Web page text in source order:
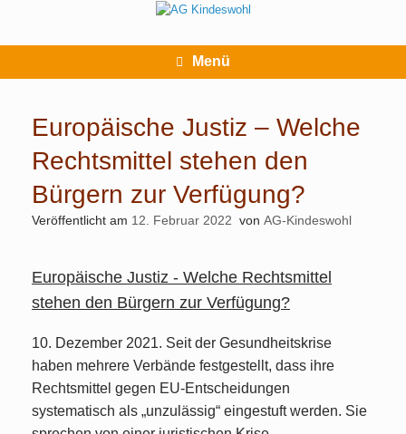
springen
Menü
Europäische Justiz – Welche
Rechtsmittel stehen den
Bürgern zur Verfügung?
Veröffentlicht am 12. Februar 2022 von AG-Kindeswohl
Europäische Justiz - Welche Rechtsmittel
stehen den Bürgern zur Verfügung?
10. Dezember 2021. Seit der Gesundheitskrise
haben mehrere Verbände festgestellt, dass ihre
Rechtsmittel gegen EU-Entscheidungen
systematisch als „unzulässig“ eingestuft werden. Sie